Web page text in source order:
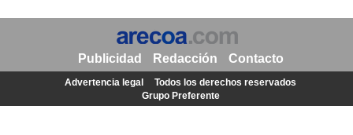
Publicidad Redacción Contacto
Advertencia legal
Todos los derechos reservados
Grupo Preferente